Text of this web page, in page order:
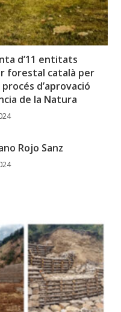
d’11 entitats
forestal català per
d’aprovació
de la Natura
Rojo Sanz